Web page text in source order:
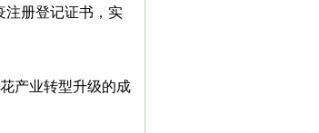
注册登记证书，实
产业转型升级的成